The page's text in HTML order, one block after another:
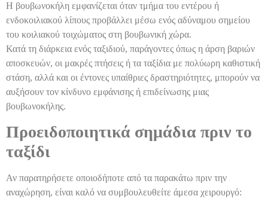
Η βουβωνοκήλη εμφανίζεται όταν τμήμα του εντέρου ή
ενδοκοιλιακού λίπους προβάλλει μέσω ενός αδύναμου σημείου
του κοιλιακού τοιχώματος στη βουβωνική χώρα.
Κατά τη διάρκεια ενός ταξιδιού, παράγοντες όπως η άρση βαριών
αποσκευών, οι μακρές πτήσεις ή τα ταξίδια με πολύωρη καθιστική
στάση, αλλά και οι έντονες υπαίθριες δραστηριότητες, μπορούν να
αυξήσουν τον κίνδυνο εμφάνισης ή επιδείνωσης μιας
βουβωνοκήλης.
Προειδοποιητικά σημάδια πριν το
ταξίδι
Αν παρατηρήσετε οποιοδήποτε από τα παρακάτω πριν την
αναχώρηση, είναι καλό να συμβουλευθείτε άμεσα χειρουργό: